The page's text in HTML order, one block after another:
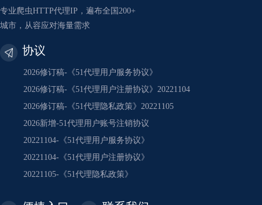
专业爬虫HTTP代理IP，遍布全国200+
城市，从容应对海量需求
协议
2026修订稿-《51代理用户服务协议》
2026修订稿-《51代理用户注册协议》20221104
2026修订稿-《51代理隐私政策》20221105
2026新增-51代理用户账号注销协议
20221104-《51代理用户服务协议》
20221104-《51代理用户注册协议》
20221105-《51代理隐私政策》